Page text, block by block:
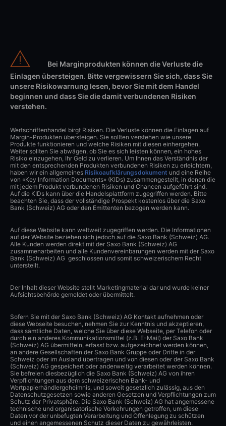
Bei Marginprodukten können die Verluste die
Einlagen übersteigen. Bitte vergewissern Sie sich, dass Sie
unsere Risikowarnung lesen, bevor Sie mit dem Handel
beginnen und dass Sie die damit verbundenen Risiken
verstehen.
Wertschriftenhandel birgt Risiken. Die Verluste können die Einlagen auf
Margin-Produkten übersteigen. Sie sollten verstehen wie unsere
Produkte funktionieren und welche Risiken mit diesen einhergehen.
Weiter sollten Sie abwägen, ob Sie es sich leisten können, ein hohes
Risiko einzugehen, Ihr Geld zu verlieren. Um Ihnen das Verständnis der
mit den entsprechenden Produkten verbundenen Risiken zu erleichtern,
haben wir ein allgemeines Risikoaufklärungsdokument und eine Reihe
von «Key Information Documents» (KIDs) zusammengestellt, in denen die
mit jedem Produkt verbundenen Risiken und Chancen aufgeführt sind.
Auf die KIDs kann über die Handelsplattform zugegriffen werden. Bitte
beachten Sie, dass der vollständige Prospekt kostenlos über die Saxo
Bank (Schweiz) AG oder den Emittenten bezogen werden kann.
Auf diese Website kann weltweit zugegriffen werden. Die Informationen
auf der Website beziehen sich jedoch auf die Saxo Bank (Schweiz) AG.
Alle Kunden werden direkt mit der Saxo Bank (Schweiz) AG
zusammenarbeiten und alle Kundenvereinbarungen werden mit der Saxo
Bank (Schweiz) AG geschlossen und somit schweizerischem Recht
unterstellt.
Der Inhalt dieser Website stellt Marketingmaterial dar und wurde keiner
Aufsichtsbehörde gemeldet oder übermittelt.
Sofern Sie mit der Saxo Bank (Schweiz) AG Kontakt aufnehmen oder
diese Webseite besuchen, nehmen Sie zur Kenntnis und akzeptieren,
dass sämtliche Daten, welche Sie über diese Webseite, per Telefon oder
durch ein anderes Kommunikationsmittel (z.B. E-Mail) der Saxo Bank
(Schweiz) AG übermitteln, erfasst bzw. aufgezeichnet werden können,
an andere Gesellschaften der Saxo Bank Gruppe oder Dritte in der
Schweiz oder im Ausland übertragen und von diesen oder der Saxo Bank
(Schweiz) AG gespeichert oder anderweitig verarbeitet werden können.
Sie befreien diesbezüglich die Saxo Bank (Schweiz) AG von ihren
Verpflichtungen aus dem schweizerischen Bank- und
Wertpapierhändlergeheimnis, und soweit gesetzlich zulässig, aus den
Datenschutzgesetzen sowie anderen Gesetzen und Verpflichtungen zum
Schutz der Privatsphäre. Die Saxo Bank (Schweiz) AG hat angemessene
technische und organisatorische Vorkehrungen getroffen, um diese
Daten vor der unbefugten Verarbeitung und Offenlegung zu schützen
und einen angemessenen Schutz dieser Daten zu gewährleisten.